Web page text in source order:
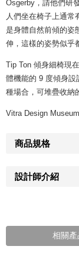
Osgerby，請他們研
人們坐在椅子上通常
是身體自然前傾的姿
伸，這樣的姿勢似乎
Tip Ton 傾身細椅現
體機能的 9 度傾身設
種場合，可堆疊收納
Vitra Design
商品規格
設計師介紹
相關產